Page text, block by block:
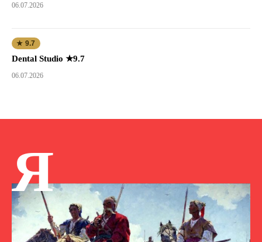
06.07.2026
★ 9.7
Dental Studio ★9.7
06.07.2026
Я